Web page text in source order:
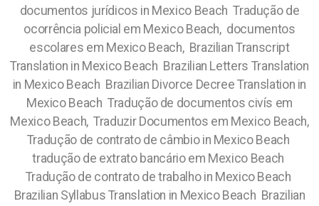
documentos jurídicos in Mexico Beach Tradução de
ocorrência policial em Mexico Beach, documentos
escolares em Mexico Beach, Brazilian Transcript
Translation in Mexico Beach Brazilian Letters Translation
in Mexico Beach Brazilian Divorce Decree Translation in
Mexico Beach Tradução de documentos civís em
Mexico Beach, Traduzir Documentos em Mexico Beach,
Tradução de contrato de câmbio in Mexico Beach
tradução de extrato bancário em Mexico Beach
Tradução de contrato de trabalho in Mexico Beach
Brazilian Syllabus Translation in Mexico Beach Brazilian